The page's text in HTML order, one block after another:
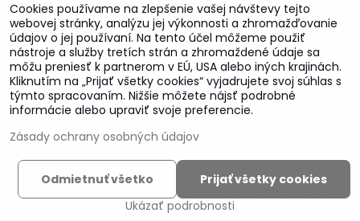
©2026
Copyright
Zásady ochrany osobných údajov
Vytvorené pomocou:BiznisWeb.sk
Cookies používame na zlepšenie vašej návštevy tejto
webovej stránky, analýzu jej výkonnosti a zhromažďovanie
údajov o jej používaní. Na tento účel môžeme použiť
nástroje a služby tretích strán a zhromaždené údaje sa
môžu preniesť k partnerom v EÚ, USA alebo iných krajinách.
Kliknutím na „Prijať všetky cookies“ vyjadrujete svoj súhlas s
týmto spracovaním. Nižšie môžete nájsť podrobné
informácie alebo upraviť svoje preferencie.
Zásady ochrany osobných údajov
Ukázať podrobnosti
Prijať všetky cookies
Odmietnuť všetko